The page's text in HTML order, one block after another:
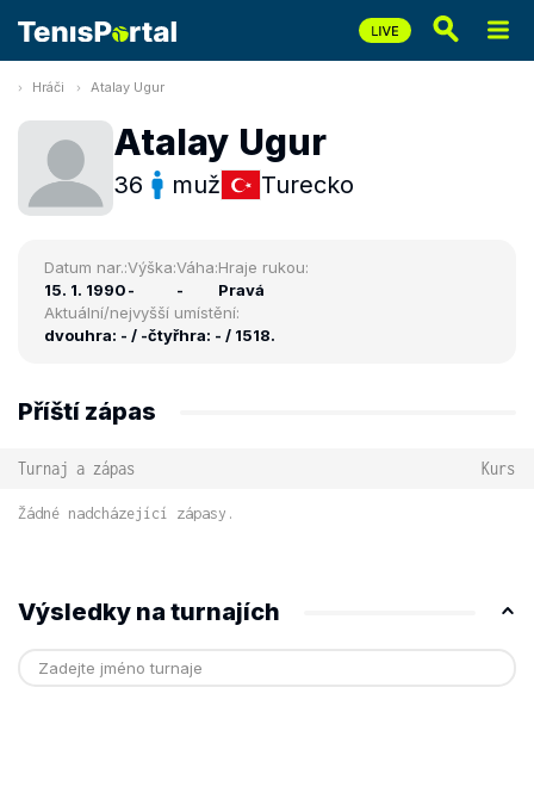
Hráči Atalay Ugur
Atalay Ugur
36 muž Turecko
Datum nar.:
15. 1. 1990
Výška:
-
Váha:
-
Hraje rukou:
Pravá
Aktuální/nejvyšší umístění:
dvouhra: - / -čtyřhra: - / 1518.
Příští zápas
Turnaj a zápas Kurs
Žádné nadcházející zápasy.
Výsledky na turnajích